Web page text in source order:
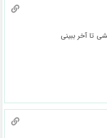
تا آخر ببینی